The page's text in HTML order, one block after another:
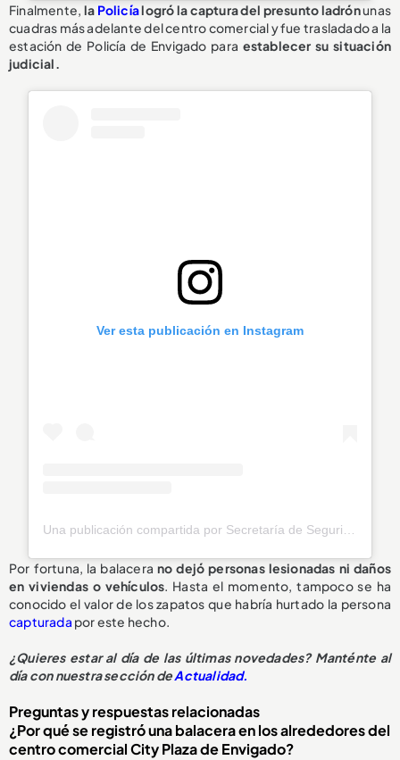
Finalmente, la Policíalogró la captura del presunto ladrónunas
cuadras más adelante del centro comercial y fue trasladado a la
estación de Policía de Envigado para establecer su situación
judicial.
Ver esta publicación en Instagram
Por fortuna, la balacerano dejó personas lesionadas ni daños
en viviendas o vehículos . Hasta el momento, tampoco se ha
conocido el valor de los zapatos que habría hurtado la persona
capturada por este hecho.
¿Quieres estar al día de las últimas novedades? Manténte al
día con nuestra sección deActualidad.
Preguntas y respuestas relacionadas
¿Por qué se registró una balacera en los alrededores del
centro comercial City Plaza de Envigado?